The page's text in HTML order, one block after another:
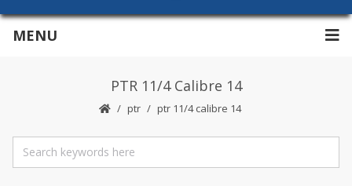
MENU
PTR 11/4 Calibre 14
ptr ptr 11/4 calibre 14